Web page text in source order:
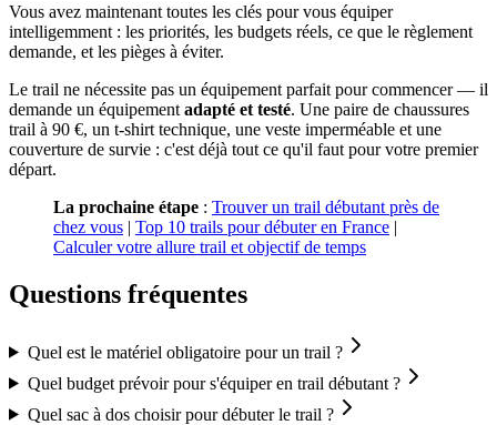
Vous avez maintenant toutes les clés pour vous équiper
intelligemment : les priorités, les budgets réels, ce que le règlement
demande, et les pièges à éviter.
Le trail ne nécessite pas un équipement parfait pour commencer — il
demande un équipement adapté et testé. Une paire de chaussures
trail à 90 €, un t-shirt technique, une veste imperméable et une
couverture de survie : c'est déjà tout ce qu'il faut pour votre premier
départ.
La prochaine étape : Trouver un trail débutant près de
chez vous | Top 10 trails pour débuter en France |
Calculer votre allure trail et objectif de temps
Questions fréquentes
Quel est le matériel obligatoire pour un trail ?
Quel budget prévoir pour s'équiper en trail débutant ?
Quel sac à dos choisir pour débuter le trail ?